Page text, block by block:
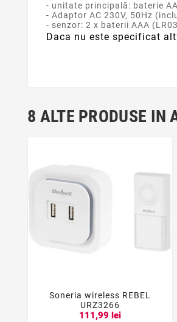
- unitate principală: baterie
- Adaptor AC 230V, 50Hz
- senzor: 2 x baterii AAA
Daca nu este specificat
8 ALTE PRODUSE IN

Soneria wireless REBEL
URZ3266
111,99 lei